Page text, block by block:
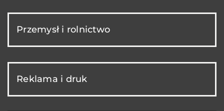
Przemysł i rolnictwo
Reklama i druk